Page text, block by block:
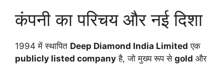
कंपनी का परिचय और नई दिशा
1994 में स्थापित Deep Diamond India Limited एक
publicly listed company है, जो मुख्य रूप से gold और